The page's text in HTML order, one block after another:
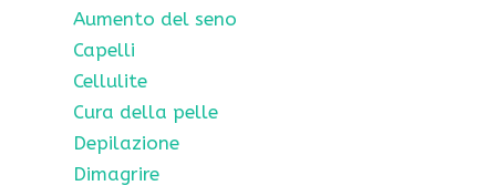
Aumento del seno
Capelli
Cellulite
Cura della pelle
Depilazione
Dimagrire